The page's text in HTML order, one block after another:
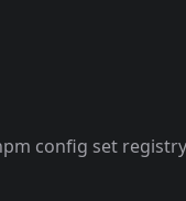
config set registry